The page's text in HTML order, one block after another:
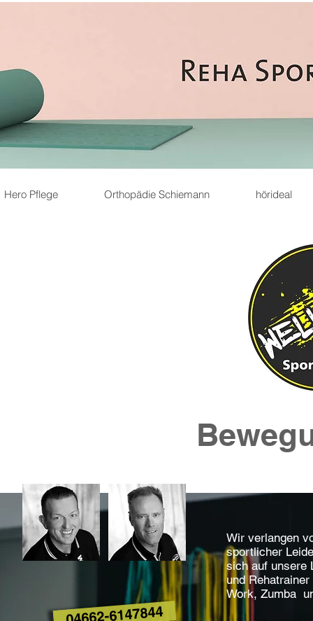
Hero Pflege Orthopädie Schiemann hörideal
Wir verlangen
sportlicher
sich auf unsere
und
Work, Zumba
04662-6147844